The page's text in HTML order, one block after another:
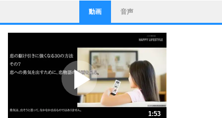
1
ストレス対策
他人と比べない。
いっそのこと、他人を見ない。
いらいらしない人になる30の方法
プラス思考
ポジティブになれない原因は、行動しないから。
ポジティブ思考になる30の方法
ストレス対策
人生、なんとかなるもの。
動画 音声
1:53